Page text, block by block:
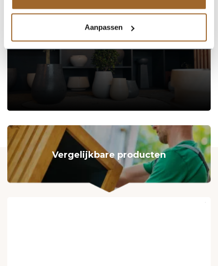
Aanpassen
Op zoek naar een vakkundige
Neem contact op of bezoek de showroom!
Stel je vraag
Vergelijkbare producten